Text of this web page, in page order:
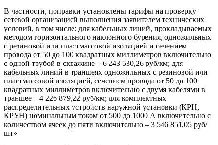
В частности, поправки установлены тарифы на проверку
сетевой организацией выполнения заявителем технических
условий, в том числе: для кабельных линий, прокладываемых
методом горизонтального наклонного бурения, одножильных
с резиновой или пластмассовой изоляцией и сечением
провода от 50 до 100 квадратных миллиметров включительно
с одной трубой в скважине – 6 243 530,26 руб/км; для
кабельных линий в траншеях одножильных с резиновой или
пластмассовой изоляцией, сечением провода от 50 до 100
квадратных миллиметров включительно с двумя кабелями в
траншее – 4 226 879,22 руб/км; для комплектных
распределительных устройств наружной установки (КРН,
КРУН) номинальным током от 500 до 1000 А включительно с
количеством ячеек до пяти включительно – 3 546 851,05 руб/
шт».